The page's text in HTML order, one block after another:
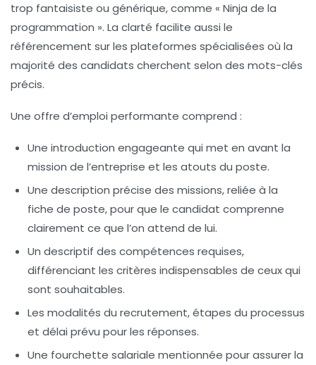
trop fantaisiste ou générique, comme « Ninja de la
programmation ». La clarté facilite aussi le
référencement sur les plateformes spécialisées où la
majorité des candidats cherchent selon des mots-clés
précis.
Une offre d’emploi performante comprend :
Une introduction engageante qui met en avant la
mission de l’entreprise et les atouts du poste.
Une description précise des missions, reliée à la
fiche de poste, pour que le candidat comprenne
clairement ce que l’on attend de lui.
Un descriptif des compétences requises,
différenciant les critères indispensables de ceux qui
sont souhaitables.
Les modalités du recrutement, étapes du processus
et délai prévu pour les réponses.
Une fourchette salariale mentionnée pour assurer la